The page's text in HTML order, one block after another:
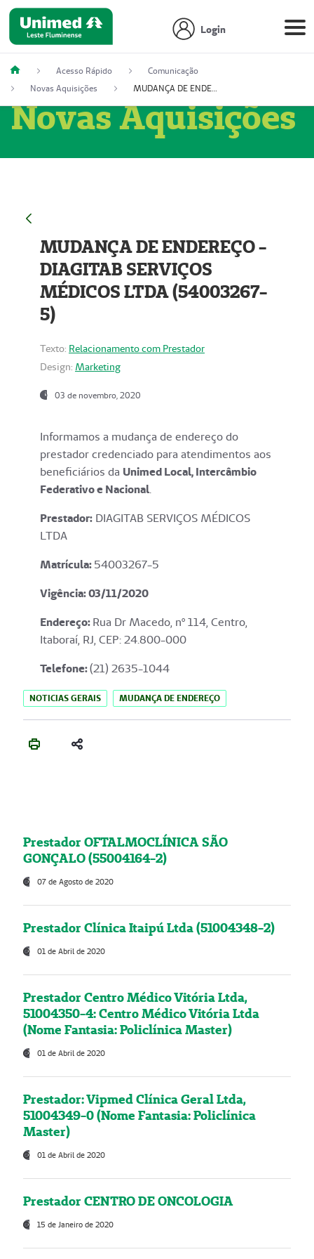
Login
Acesso Rápido
Comunicação
Novas Aquisições
MUDANÇA DE ENDEREÇO - DIAGITAB SERVIÇOS MÉDICOS LTDA (54003267-5)
Novas Aquisições
MUDANÇA DE ENDEREÇO -
DIAGITAB SERVIÇOS
MÉDICOS LTDA (54003267-
5)
Texto: Relacionamento com Prestador
Design: Marketing
03 de novembro, 2020
Informamos a mudança de endereço do
prestador credenciado para atendimentos aos
beneficiários da Unimed Local, Intercâmbio
Federativo e Nacional.
Prestador: DIAGITAB SERVIÇOS MÉDICOS
LTDA
Matrícula:54003267-5
Vigência: 03/11/2020
Endereço:Rua Dr Macedo, nº 114, Centro,
Itaboraí, RJ, CEP: 24.800-000
Telefone:(21) 2635-1044
NOTICIAS GERAIS MUDANÇA DE ENDEREÇO
Prestador OFTALMOCLÍNICA SÃO
GONÇALO (55004164-2)
07 de Agosto de 2020
Prestador Clínica Itaipú Ltda (51004348-2)
01 de Abril de 2020
Prestador Centro Médico Vitória Ltda,
51004350-4: Centro Médico Vitória Ltda
(Nome Fantasia: Policlínica Master)
01 de Abril de 2020
Prestador: Vipmed Clínica Geral Ltda,
51004349-0 (Nome Fantasia: Policlínica
Master)
01 de Abril de 2020
Prestador CENTRO DE ONCOLOGIA
15 de Janeiro de 2020